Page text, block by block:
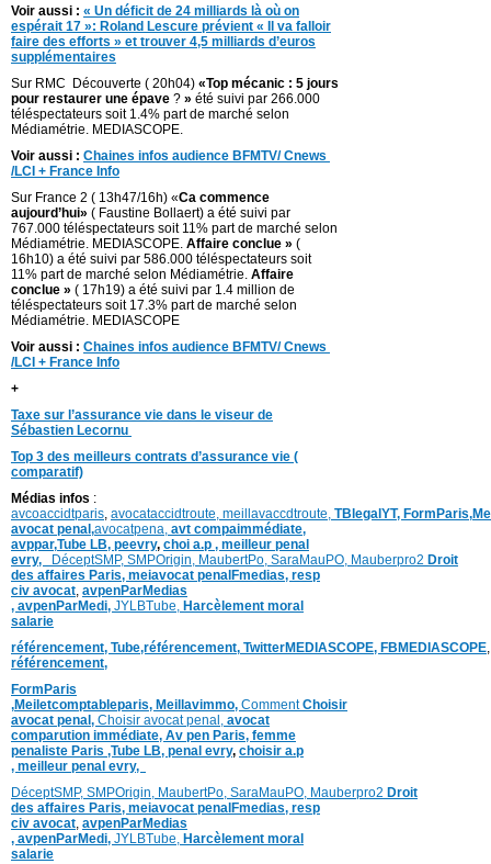
Voir aussi : « Un déficit de 24 milliards là où on
espérait 17 »: Roland Lescure prévient « Il va falloir
faire des efforts » et trouver 4,5 milliards d’euros
supplémentaires
Sur RMC Découverte ( 20h04) «Top mécanic : 5 jours
pour restaurer une épave ? » été suivi par 266.000
téléspectateurs soit 1.4% part de marché selon
Médiamétrie. MEDIASCOPE.
Voir aussi : Chaines infos audience BFMTV/ Cnews
/LCI + France Info
Sur France 2 ( 13h47/16h) «Ca commence
aujourd’hui» ( Faustine Bollaert) a été suivi par
767.000 téléspectateurs soit 11% part de marché selon
Médiamétrie. MEDIASCOPE. Affaire conclue » (
16h10) a été suivi par 586.000 téléspectateurs soit
11% part de marché selon Médiamétrie. Affaire
conclue » ( 17h19) a été suivi par 1.4 million de
téléspectateurs soit 17.3% part de marché selon
Médiamétrie. MEDIASCOPE
Voir aussi : Chaines infos audience BFMTV/ Cnews
/LCI + France Info
+
Taxe sur l’assurance vie dans le viseur de
Sébastien Lecornu
Top 3 des meilleurs contrats d’assurance vie (
comparatif)
Médias infos :
avcoaccidtparis, avocataccidtroute, meillavaccdtroute, TBlegalYT, FormParis,
avocat penal,avocatpena, avt compaimmédiate,
avppar,Tube LB, peevry, choi a.p , meilleur penal
evry,
DéceptSMP, SMPOrigin, MaubertPo, SaraMauPO, Mauberpro2 Droit
des affaires Paris, meiavocat penalFmedias, resp
civ avocat, avpenParMedias
, avpenParMedi, JYLBTube, Harcèlement moral
salarie
référencement, Tube,référencement, TwitterMEDIASCOPE, FBMEDIASCOPE
référencement,
FormParis
,Meiletcomptableparis, Meillavimmo, CommentChoisir
avocat penal, Choisir avocat penal, avocat
comparution immédiate, Av pen Paris, femme
penaliste Paris ,Tube LB, penal evry, choisir a.p
, meilleur penal evry,
DéceptSMP, SMPOrigin, MaubertPo, SaraMauPO, Mauberpro2 Droit
des affaires Paris, meiavocat penalFmedias, resp
civ avocat, avpenParMedias
, avpenParMedi, JYLBTube, Harcèlement moral
salarie